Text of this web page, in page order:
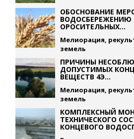
ОБОСНОВАНИЕ
ВОДОСБЕРЕЖЕНИЮ
ОРОСИТЕЛЬНЫХ...
Мелиорация,
земель
ПРИЧИНЫ
ДОПУСТИМЫХ
ВЕЩЕСТВ 4Э...
Мелиорация,
земель
КОМПЛЕКСНЫЙ
ТЕХНИЧЕСКОГО
КОНЦЕВОГО